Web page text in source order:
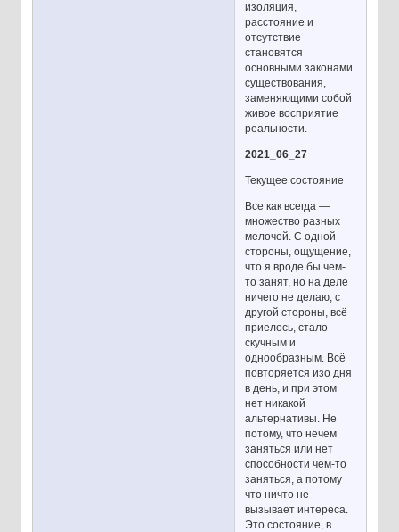
изоляция,
расстояние и
отсутствие
становятся
основными законами
существования,
заменяющими собой
живое восприятие
реальности.
2021_06_27
Текущее состояние
Все как всегда —
множество разных
мелочей. С одной
стороны, ощущение,
что я вроде бы чем-
то занят, но на деле
ничего не делаю; с
другой стороны, всё
приелось, стало
скучным и
однообразным. Всё
повторяется изо дня
в день, и при этом
нет никакой
альтернативы. Не
потому, что нечем
заняться или нет
способности чем-то
заняться, а потому
что ничто не
вызывает интереса.
Это состояние, в